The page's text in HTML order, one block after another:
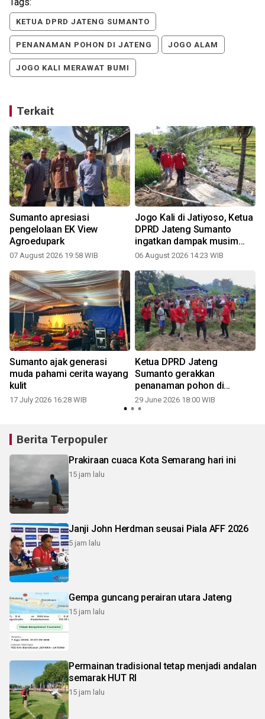
KETUA DPRD JATENG SUMANTO
PENANAMAN POHON DI JATENG JOGO ALAM
JOGO KALI MERAWAT BUMI
Terkait
Sumanto apresiasi
pengelolaan EK View
Agroedupark
07 August 2026 19:58 WIB
Jogo Kali di Jatiyoso, Ketua
DPRD Jateng Sumanto
ingatkan dampak musim
kemarau panjang
06 August 2026 14:23 WIB
Sumanto ajak generasi
muda pahami cerita wayang
kulit
17 July 2026 16:28 WIB
Ketua DPRD Jateng
Sumanto gerakkan
penanaman pohon di
Girilayu, antisipasi krisis air
saat kemarau
29 June 2026 18:00 WIB
Berita Terpopuler
Prakiraan cuaca Kota Semarang hari ini
15 jam lalu
Janji John Herdman seusai Piala AFF 2026
5 jam lalu
Gempa guncang perairan utara Jateng
15 jam lalu
Permainan tradisional tetap menjadi andalan
semarak HUT RI
15 jam lalu